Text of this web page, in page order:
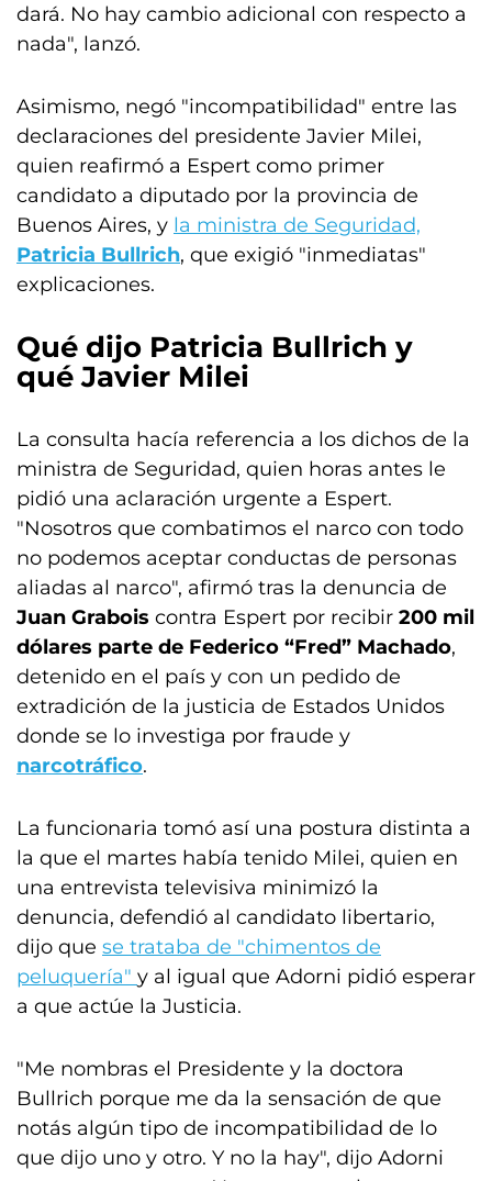
dará. No hay cambio adicional con respecto a
nada", lanzó.
Asimismo, negó "incompatibilidad" entre las
declaraciones del presidente Javier Milei,
quien reafirmó a Espert como primer
candidato a diputado por la provincia de
Buenos Aires, y la ministra de Seguridad,
Patricia Bullrich, que exigió "inmediatas"
explicaciones.
Qué dijo Patricia Bullrich y
qué Javier Milei
La consulta hacía referencia a los dichos de la
ministra de Seguridad, quien horas antes le
pidió una aclaración urgente a Espert.
"Nosotros que combatimos el narco con todo
no podemos aceptar conductas de personas
aliadas al narco", afirmó tras la denuncia de
Juan Grabois contra Espert por recibir 200 mil
dólares parte de Federico “Fred” Machado,
detenido en el país y con un pedido de
extradición de la justicia de Estados Unidos
donde se lo investiga por fraude y
narcotráfico.
La funcionaria tomó así una postura distinta a
la que el martes había tenido Milei, quien en
una entrevista televisiva minimizó la
denuncia, defendió al candidato libertario,
dijo que se trataba de "chimentos de
peluquería" y al igual que Adorni pidió esperar
a que actúe la Justicia.
"Me nombras el Presidente y la doctora
Bullrich porque me da la sensación de que
notás algún tipo de incompatibilidad de lo
que dijo uno y otro. Y no la hay", dijo Adorni